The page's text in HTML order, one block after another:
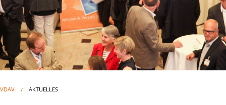
VDAV AKTUELLES